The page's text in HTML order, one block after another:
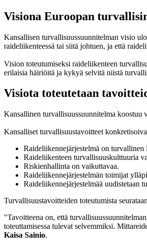
Visiona Euroopan
Kansallisen turvallisuussuunnitelman visio
raideliikenteessä tai siitä johtuen, ja että
Vision toteutumiseksi raideliikenteen
erilaisia häiriöitä ja kykyä selvitä niistä
Visiota toteutetaan
Kansallinen turvallisuussuunnitelma koostuu
Kansalliset turvallisuustavoitteet
Raideliikennejärjestelmä on
Raideliikenteen turvallisuuskulttuuria
Riskienhallinta on vaikuttavaa.
Raideliikennejärjestelmän toimijat
Raideliikennejärjestelmää uudistetaan
Turvallisuustavoitteiden toteutumista
"Tavoitteena on, että
toteuttamisessa tulevat selvemmiksi.
Kaisa Sainio.